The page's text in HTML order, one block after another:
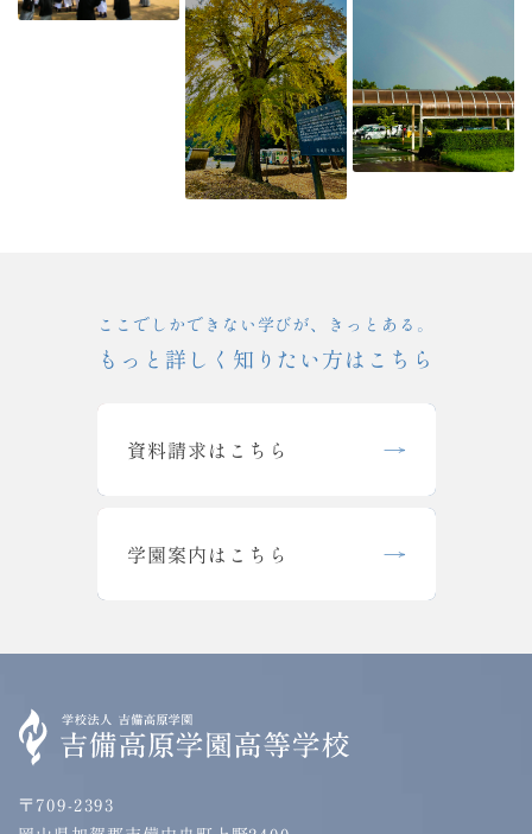
ここでしかできない学びが、きっとある。
もっと詳しく知りたい方はこちら
資料請求はこちら
学園案内はこちら
〒709-2393